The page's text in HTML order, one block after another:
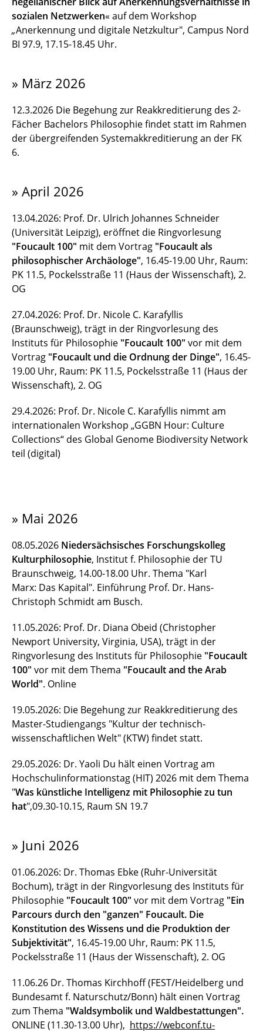
sozialen Netzwerken« auf dem Workshop
„Anerkennung und digitale Netzkultur", Campus Nord
BI 97.9, 17.15-18.45 Uhr.
» März 2026
12.3.2026 Die Begehung zur Reakkreditierung des 2-
Fächer Bachelors Philosophie findet statt im Rahmen
der übergreifenden Systemakkreditierung an der FK
6.
» April 2026
13.04.2026: Prof. Dr. Ulrich Johannes Schneider
(Universität Leipzig), eröffnet die Ringvorlesung
"Foucault 100" mit dem Vortrag "Foucault als
philosophischer Archäologe", 16.45-19.00 Uhr, Raum:
PK 11.5, Pockelsstraße 11 (Haus der Wissenschaft), 2.
OG
27.04.2026: Prof. Dr. Nicole C. Karafyllis
(Braunschweig), trägt in der Ringvorlesung des
Instituts für Philosophie "Foucault 100" vor mit dem
Vortrag "Foucault und die Ordnung der Dinge", 16.45-
19.00 Uhr, Raum: PK 11.5, Pockelsstraße 11 (Haus der
Wissenschaft), 2. OG
29.4.2026: Prof. Dr. Nicole C. Karafyllis nimmt am
internationalen Workshop „GGBN Hour: Culture
Collections“ des Global Genome Biodiversity Network
teil (digital)
» Mai 2026
08.05.2026 Niedersächsisches Forschungskolleg
Kulturphilosophie, Institut f. Philosophie der TU
Braunschweig, 14.00-18.00 Uhr. Thema "Karl
Marx: Das Kapital". Einführung Prof. Dr. Hans-
Christoph Schmidt am Busch.
11.05.2026: Prof. Dr. Diana Obeid (Christopher
Newport University, Virginia, USA), trägt in der
Ringvorlesung des Instituts für Philosophie "Foucault
100" vor mit dem Thema "Foucault and the Arab
World". Online
19.05.2026: Die Begehung zur Reakkreditierung des
Master-Studiengangs "Kultur der technisch-
wissenschaftlichen Welt" (KTW) findet statt.
29.05.2026: Dr. Yaoli Du hält einen Vortrag am
Hochschulinformationstag (HIT) 2026 mit dem Thema
"Was künstliche Intelligenz mit Philosophie zu tun
hat",09.30-10.15, Raum SN 19.7
» Juni 2026
01.06.2026: Dr. Thomas Ebke (Ruhr-Universität
Bochum), trägt in der Ringvorlesung des Instituts für
Philosophie "Foucault 100" vor mit dem Vortrag "Ein
Parcours durch den "ganzen" Foucault. Die
Konstitution des Wissens und die Produktion der
Subjektivität", 16.45-19.00 Uhr, Raum: PK 11.5,
Pockelsstraße 11 (Haus der Wissenschaft), 2. OG
11.06.26 Dr. Thomas Kirchhoff (FEST/Heidelberg und
Bundesamt f. Naturschutz/Bonn) hält einen Vortrag
zum Thema "Waldsymbolik und Waldbestattungen".
ONLINE (11.30-13.00 Uhr), https://webconf.tu-